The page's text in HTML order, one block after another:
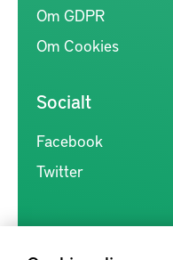
Om GDPR
Om Cookies
Socialt
Facebook
Twitter